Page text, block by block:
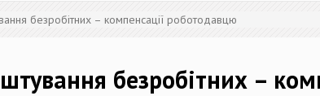
безробітних – компенсації роботодавцю
безробітних –